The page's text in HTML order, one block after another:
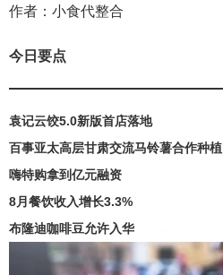
作者：小食代整合
今日要点
袁记云饺5.0新版首店落地
百事亚太高层甘肃交流马铃薯合作种植
嗨特购拿到亿元融资
8月餐饮收入增长3.3%
布隆迪咖啡豆允许入华